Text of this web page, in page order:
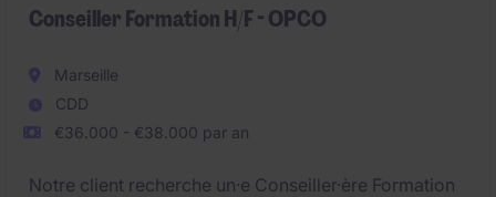
Conseiller Formation H/F - OPCO
Marseille
CDD
€36.000 - €38.000 par an
Notre client recherche un·e Conseiller·ère Formation